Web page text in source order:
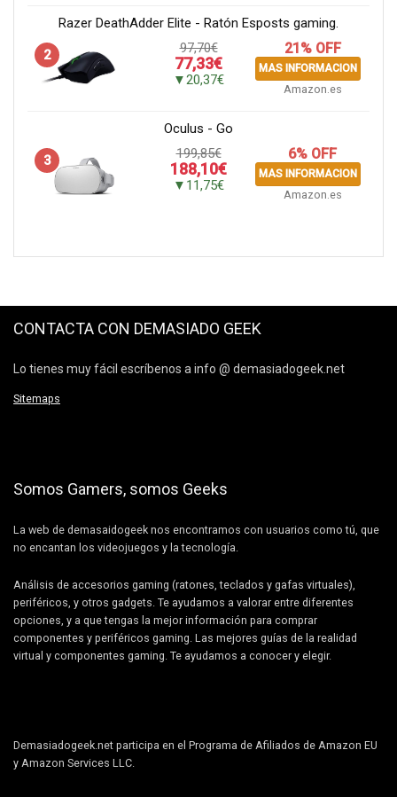
Razer DeathAdder Elite - Ratón Esposts gaming.
2
97,70€
77,33€
▼20,37€
21% OFF
MAS INFORMACION
Amazon.es
Oculus - Go
3
199,85€
188,10€
▼11,75€
6% OFF
MAS INFORMACION
Amazon.es
CONTACTA CON DEMASIADO GEEK
Lo tienes muy fácil escríbenos a info @ demasiadogeek.net
Sitemaps
Somos Gamers, somos Geeks
La web de demasaidogeek nos encontramos con usuarios como tú, que
no encantan los videojuegos y la tecnología.
Análisis de accesorios gaming (ratones, teclados y gafas virtuales),
periféricos, y otros gadgets. Te ayudamos a valorar entre diferentes
opciones, y a que tengas la mejor información para comprar
componentes y periféricos gaming. Las mejores guías de la realidad
virtual y componentes gaming. Te ayudamos a conocer y elegir.
Demasiadogeek.net participa en el Programa de Afiliados de Amazon EU
y Amazon Services LLC.